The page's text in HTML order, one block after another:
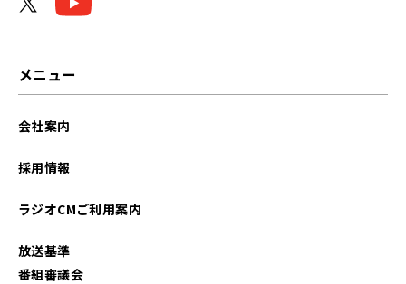
メニュー
会社案内
採用情報
ラジオCMご利用案内
放送基準
番組審議会